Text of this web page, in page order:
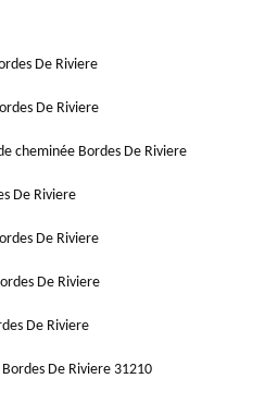
De Riviere
De Riviere
cheminée Bordes De Riviere
De Riviere
De Riviere
De Riviere
De Riviere
De Riviere 31210